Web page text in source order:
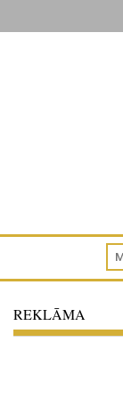
REKLĀMA